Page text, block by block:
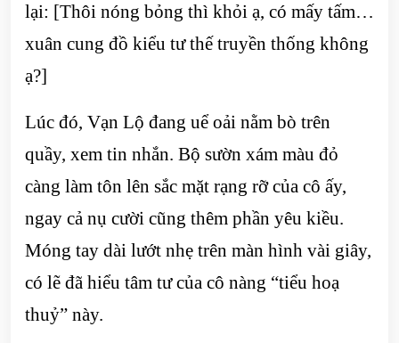
lại: [Thôi nóng bỏng thì khỏi ạ, có mấy tấm…
xuân cung đồ kiểu tư thế truyền thống không
ạ?]
Lúc đó, Vạn Lộ đang uể oải nằm bò trên
quầy, xem tin nhắn. Bộ sườn xám màu đỏ
càng làm tôn lên sắc mặt rạng rỡ của cô ấy,
ngay cả nụ cười cũng thêm phần yêu kiều.
Móng tay dài lướt nhẹ trên màn hình vài giây,
có lẽ đã hiểu tâm tư của cô nàng “tiểu hoạ
thuỷ” này.